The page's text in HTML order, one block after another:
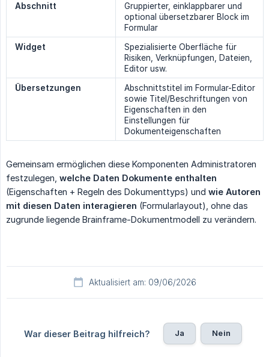
Abschnitt
Gruppierter, einklappbarer und
optional übersetzbarer Block im
Formular
Widget
Spezialisierte Oberfläche für
Risiken, Verknüpfungen, Dateien,
Editor usw.
Übersetzungen
Abschnittstitel im Formular-Editor
sowie Titel/Beschriftungen von
Eigenschaften in den
Einstellungen für
Dokumenteigenschaften
Gemeinsam ermöglichen diese Komponenten Administratoren
festzulegen, welche Daten Dokumente enthalten
(Eigenschaften + Regeln des Dokumenttyps) und wie Autoren
mit diesen Daten interagieren (Formularlayout), ohne das
zugrunde liegende Brainframe-Dokumentmodell zu verändern.
Aktualisiert am: 09/06/2026
War dieser Beitrag hilfreich? Ja Nein